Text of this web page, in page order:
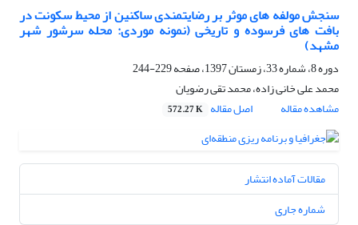
سنجش مولفه های موثر بر رضایتمندی ساکنین از محیط سکونت در
بافت های فرسوده و تاریخی (نمونه موردی: محله سرشور شهر
مشهد)
دوره 8، شماره 33، زمستان 1397، صفحه
229-244
محمد علی خانی زاده، محمد تقی رضویان
مشاهده مقاله
اصل مقاله 572.27 K
مقالات آماده انتشار
شماره جاری